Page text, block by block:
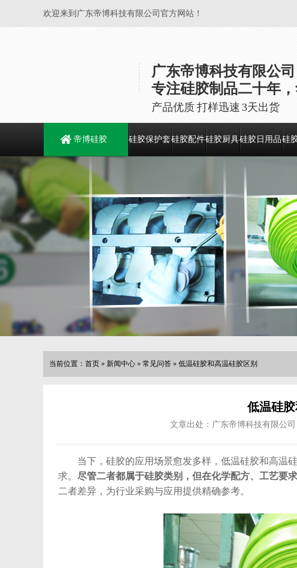
欢迎来到广东帝博科技有限公司官方网站！
广东帝博科技有限公司
专注硅胶制品二十年
产品优质 打样迅速 3天出货
帝博硅胶 硅胶保护套硅胶配件硅胶厨具硅胶日用品硅
当前位置： 首页 » 新闻中心 » 常见问答 » 低温硅胶和高温硅胶区别
低温硅
文章出处：广东帝博科技有限公司
当下，硅胶的应用场景愈发多样，低温硅胶和高温硅
求。 尽管二者都属于硅胶类别，但在化学配方、工艺要
二者差异，为行业采购与应用提供精确参考。